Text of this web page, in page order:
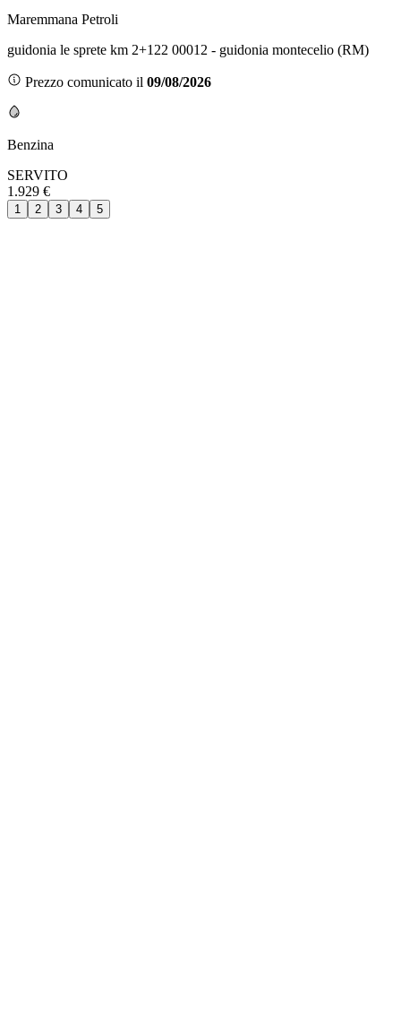
Maremmana Petroli
guidonia le sprete km 2+122 00012 - guidonia montecelio (RM)
Prezzo comunicato il 09/08/2026
Benzina
SERVITO
1.929 €
1 2 3 4 5